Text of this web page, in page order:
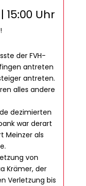
15:00 Uhr
der FVH-
antreten
antreten.
alles andere
dezimierten
war derart
Meinzer als
von
Krämer, der
Verletzung bis